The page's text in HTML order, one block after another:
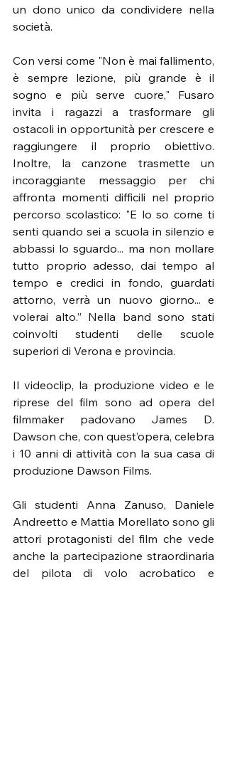
un dono unico da condividere nella
società.
Con versi come "Non è mai fallimento,
è sempre lezione, più grande è il
sogno e più serve cuore," Fusaro
invita i ragazzi a trasformare gli
ostacoli in opportunità per crescere e
raggiungere il proprio obiettivo.
Inoltre, la canzone trasmette un
incoraggiante messaggio per chi
affronta momenti difficili nel proprio
percorso scolastico: "E lo so come ti
senti quando sei a scuola in silenzio e
abbassi lo sguardo... ma non mollare
tutto proprio adesso, dai tempo al
tempo e credici in fondo, guardati
attorno, verrà un nuovo giorno... e
volerai alto.” Nella band sono stati
coinvolti studenti delle scuole
superiori di Verona e provincia.
Il videoclip, la produzione video e le
riprese del film sono ad opera del
filmmaker padovano James D.
Dawson che, con quest’opera, celebra
i 10 anni di attività con la sua casa di
produzione Dawson Films.
Gli studenti Anna Zanuso, Daniele
Andreetto e Mattia Morellato sono gli
attori protagonisti del film che vede
anche la partecipazione straordinaria
del pilota di volo acrobatico e